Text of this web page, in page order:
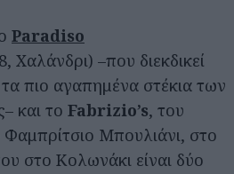
Paradiso
–που διεκδικεί
πιο αγαπημένα στέκια των
και το Fabrizio’s, του
Μπουλιάνι, στο
στο Κολωνάκι είναι δύο